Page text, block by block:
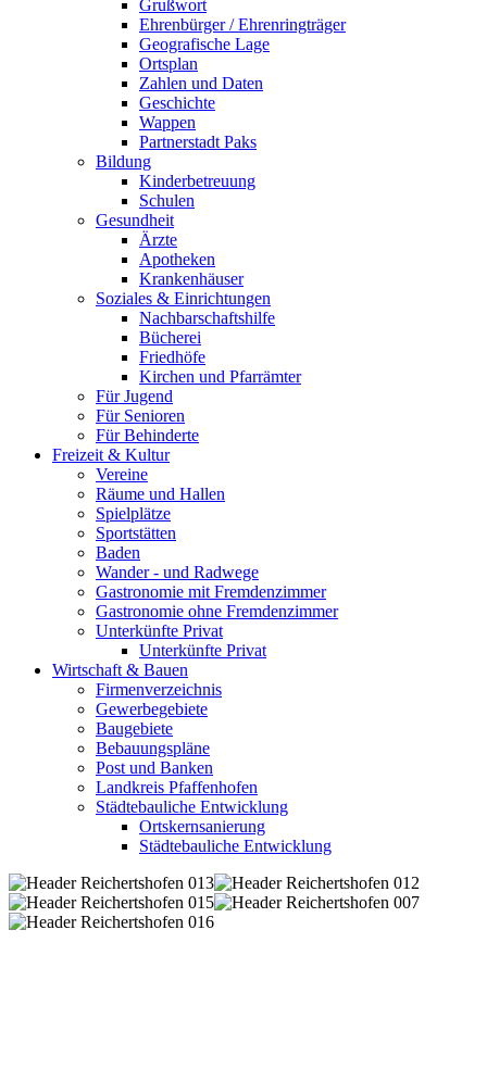
Grußwort
Ehrenbürger / Ehrenringträger
Geografische Lage
Ortsplan
Zahlen und Daten
Geschichte
Wappen
Partnerstadt Paks
Bildung
Kinderbetreuung
Schulen
Gesundheit
Ärzte
Apotheken
Krankenhäuser
Soziales & Einrichtungen
Nachbarschaftshilfe
Bücherei
Friedhöfe
Kirchen und Pfarrämter
Für Jugend
Für Senioren
Für Behinderte
Freizeit & Kultur
Vereine
Räume und Hallen
Spielplätze
Sportstätten
Baden
Wander - und Radwege
Gastronomie mit Fremdenzimmer
Gastronomie ohne Fremdenzimmer
Unterkünfte Privat
Unterkünfte Privat
Wirtschaft & Bauen
Firmenverzeichnis
Gewerbegebiete
Baugebiete
Bebauungspläne
Post und Banken
Landkreis Pfaffenhofen
Städtebauliche Entwicklung
Ortskernsanierung
Städtebauliche Entwicklung